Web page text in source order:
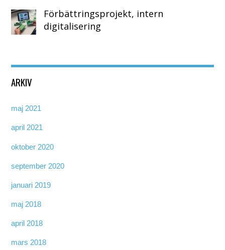
Förbättringsprojekt, intern
digitalisering
ARKIV
maj 2021
april 2021
oktober 2020
september 2020
januari 2019
maj 2018
april 2018
mars 2018